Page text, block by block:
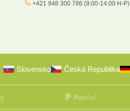
+421 948 300 786 (9:00-14:00 H-P)
Slovensko Česká Republika